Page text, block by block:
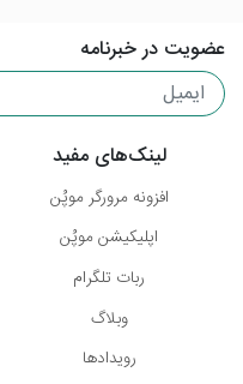
عضویت در خبرنامه
لینک‌های مفید
افزونه مرورگر موپُن
اپلیکیشن موپُن
ربات تلگرام
وبلاگ
رویدادها